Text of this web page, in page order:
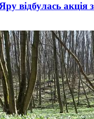
відбулась акція